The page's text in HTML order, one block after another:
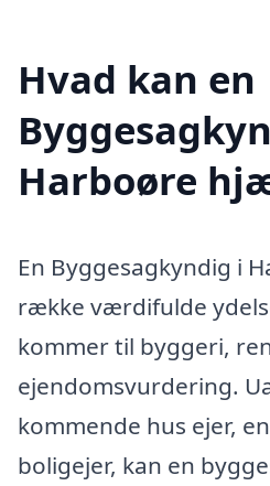
Hvad kan en
Harboøre
En Byggesagkyndig i
række værdifulde
kommer til byggeri,
ejendomsvurdering.
kommende hus ejer,
boligejer, kan en